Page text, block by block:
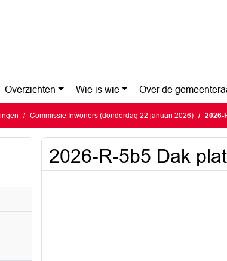
Overzichten Wie is wie Over de
Commissie Inwoners (donderdag 22 januari 2026) 2026-
2026-R-5b5 Dak